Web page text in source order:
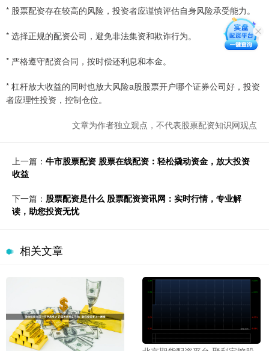
* 股票配资存在较高的风险，投资者应谨慎评估自身风险承受能力。
* 选择正规的配资公司，避免非法集资和欺诈行为。
* 严格遵守配资合同，按时偿还利息和本金。
* 杠杆放大收益的同时也放大风险a股股票开户哪个证券公司好，投资
者应理性投资，控制仓位。
文章为作者独立观点，不代表股票配资知识网观点
上一篇： 牛市股票配资 股票在线配资：轻松撬动资金，放大投资
收益
下一篇： 股票配资是什么 股票配资资讯网：实时行情，专业解
读，助您投资无忧
相关文章